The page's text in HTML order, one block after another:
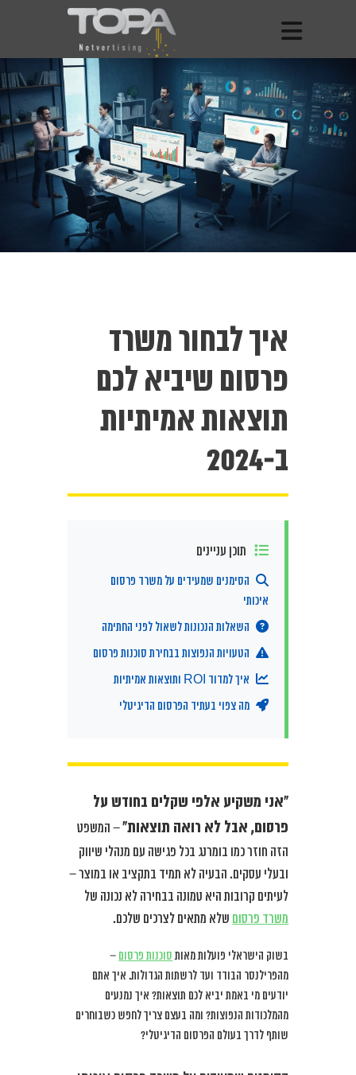
איך לבחור משרד
פרסום שיביא לכם
תוצאות אמיתיות
ב-2024
תוכן עניינים
הסימנים שמעידים על משרד פרסום
איכותי
השאלות הנכונות לשאול לפני החתימה
הטעויות הנפוצות בבחירת סוכנות פרסום
איך למדוד ROI ותוצאות אמיתיות
מה צפוי בעתיד הפרסום הדיגיטלי
“אני משקיע אלפי שקלים בחודש על
פרסום, אבל לא רואה תוצאות”– המשפט
הזה חוזר כמו בומרנג בכל פגישה עם מנהלי שיווק
ובעלי עסקים. הבעיה לא תמיד בתקציב או במוצר –
לעיתים קרובות היא טמונה בבחירה לא נכונה של
משרד פרסום שלא מתאים לצרכים שלכם.
בשוק הישראלי פועלות מאותסוכנות פרסום –
מהפרילנסר הבודד ועד לרשתות הגדולות. איך אתם
יודעים מי באמת יביא לכם תוצאות? איך נמנעים
מהמלכודות הנפוצות? ומה בעצם צריך לחפש כשבוחרים
שותף לדרך בעולם הפרסום הדיגיטלי?